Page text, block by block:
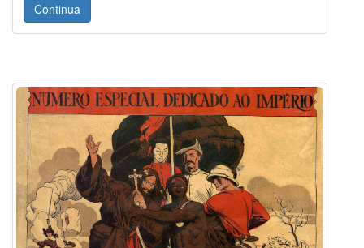
Continua